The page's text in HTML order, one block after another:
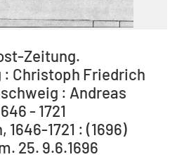
Zeitung.
Christoph Friedrich
: Andreas
- 1721
1721 : (1696)
25. 9.6.1696